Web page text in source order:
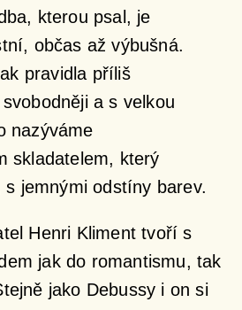
kterou psal, je
občas až výbušná.
pravidla příliš
a s velkou
nazýváme
skladatelem, který
s jemnými odstíny barev.
Henri Kliment tvoří s
jak do romantismu, tak
jako Debussy i on si